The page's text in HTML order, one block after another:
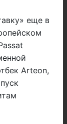
еще в
Arteon,